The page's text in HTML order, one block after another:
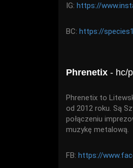
IG: https://
BC: https://
Phrenetix - hc/
Phrenetix to
od 2012 roku. Są
połączeniu
muzykę metalową.
FB: https://